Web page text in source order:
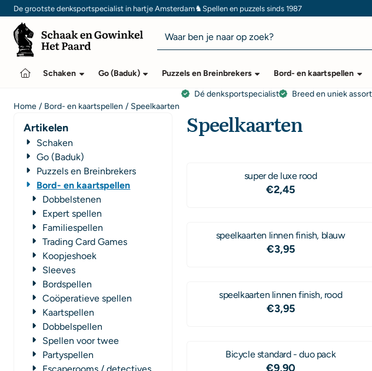
Cookievoorkeuren zijn momenteel gesloten.
De grootste denksportspecialist in hartje Amsterdam♞Spellen en puzzels sinds 1987
Zoeken
Schaken Go (Baduk) Puzzels en Breinbrekers Bord- en kaartspellen
Dé denksportspecialist Breed en uniek
Home / Bord- en kaartspellen / Speelkaarten
Artikelen
Schaken
Go (Baduk)
Puzzels en Breinbrekers
Bord- en kaartspellen
Dobbelstenen
Expert spellen
Familiespellen
Trading Card Games
Koopjeshoek
Sleeves
Bordspellen
Coöperatieve spellen
Kaartspellen
Dobbelspellen
Spellen voor twee
Partyspellen
Speelkaarten
super de luxe rood
Prijs: 2,45
€2,45
speelkaarten linnen finish, blauw
Prijs: 3,95
€3,95
speelkaarten linnen finish, rood
Prijs: 3,95
€3,95
Bicycle standard - duo pack
Prijs: 9,90
€9,90